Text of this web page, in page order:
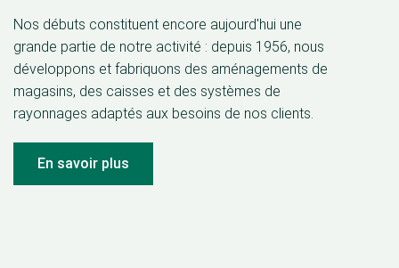
Nos débuts constituent encore aujourd'hui une
grande partie de notre activité : depuis 1956, nous
développons et fabriquons des aménagements de
magasins, des caisses et des systèmes de
rayonnages adaptés aux besoins de nos clients.
En savoir plus